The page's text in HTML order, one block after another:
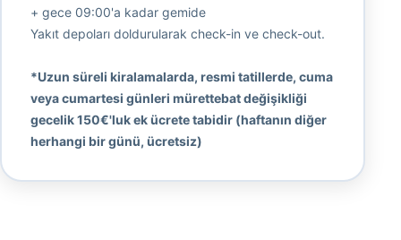
+ gece 09:00'a kadar gemide
Yakıt depoları doldurularak check-in ve check-out.
*Uzun süreli kiralamalarda, resmi tatillerde, cuma
veya cumartesi günleri mürettebat değişikliği
gecelik 150€'luk ek ücrete tabidir (haftanın diğer
herhangi bir günü, ücretsiz)